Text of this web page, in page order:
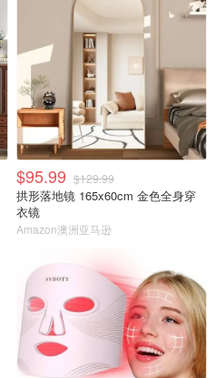
$95.99 $129.99
拱形落地镜 165x60cm 金色全身穿
衣镜
Amazon澳洲亚马逊